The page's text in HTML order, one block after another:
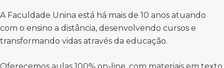
A Faculdade Unina está há mais de 10 anos atuando
com o ensino a distância, desenvolvendo cursos e
transformando vidas através da educação.